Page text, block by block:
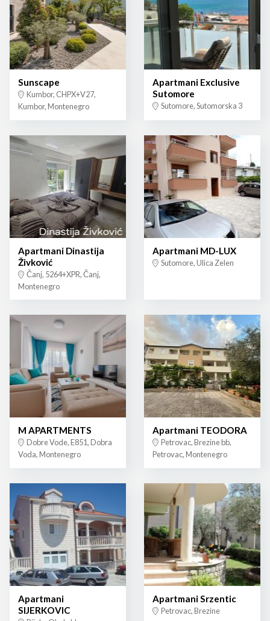
Sunscape
Kumbor, CHPX+V27,
Kumbor, Montenegro
Apartmani Exclusive
Sutomore
Sutomore, Sutomorska 3
Apartmani Dinastija
Živković
Čanj, 5264+XPR, Čanj,
Montenegro
Apartmani MD-LUX
Sutomore, Ulica Zelen
M APARTMENTS
Dobre Vode, E851, Dobra
Voda, Montenegro
Apartmani TEODORA
Petrovac, Brezine bb,
Petrovac, Montenegro
Apartmani
SIJERKOVIC
Apartmani Srzentic
Petrovac, Brezine